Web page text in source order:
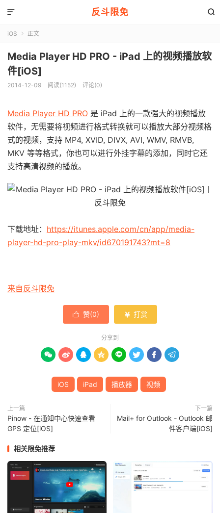
反斗限免 

iOS  正文
Media Player HD PRO - iPad 上的视频播放软
件[iOS]
2014-12-09 阅读(1152) 评论(0)
Media Player HD PRO 是 iPad 上的一款强大的视频播放
软件，无需要将视频进行格式转换就可以播放大部分视频格
式的视频，支持 MP4, XVID, DIVX, AVI, WMV, RMVB,
MKV 等等格式，你也可以进行外挂字幕的添加，同时它还
支持高清视频的播放。
下载地址： https://itunes.apple.com/cn/app/media-
player-hd-pro-play-mkv/id670191743?mt=8
来自反斗限免
 赞(0)  打赏
分享到
       
iOS iPad 播放器 视频
上一篇
Pinow - 在通知中心快速查看
GPS 定位[iOS]
下一篇
Mail+ for Outlook - Outlook 邮
件客户端[iOS]
相关限免推荐